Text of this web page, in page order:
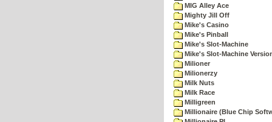
MIG Alley Ace
Mighty Jill Off
Mike's Casino
Mike's Pinball
Mike's Slot-Machine
Mike's Slot-Machine
Milioner
Milionerzy
Milk Nuts
Milk Race
Milligreen
Millionaire (Blue Chip